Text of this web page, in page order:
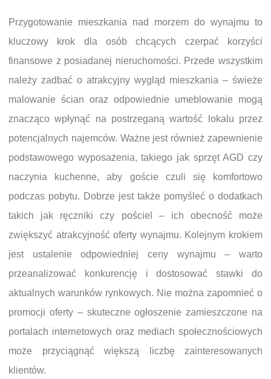
Przygotowanie mieszkania nad morzem do wynajmu to
kluczowy krok dla osób chcących czerpać korzyści
finansowe z posiadanej nieruchomości. Przede wszystkim
należy zadbać o atrakcyjny wygląd mieszkania – świeże
malowanie ścian oraz odpowiednie umeblowanie mogą
znacząco wpłynąć na postrzeganą wartość lokalu przez
potencjalnych najemców. Ważne jest również zapewnienie
podstawowego wyposażenia, takiego jak sprzęt AGD czy
naczynia kuchenne, aby goście czuli się komfortowo
podczas pobytu. Dobrze jest także pomyśleć o dodatkach
takich jak ręczniki czy pościel – ich obecność może
zwiększyć atrakcyjność oferty wynajmu. Kolejnym krokiem
jest ustalenie odpowiedniej ceny wynajmu – warto
przeanalizować konkurencję i dostosować stawki do
aktualnych warunków rynkowych. Nie można zapomnieć o
promocji oferty – skuteczne ogłoszenie zamieszczone na
portalach internetowych oraz mediach społecznościowych
może przyciągnąć większą liczbę zainteresowanych
klientów.